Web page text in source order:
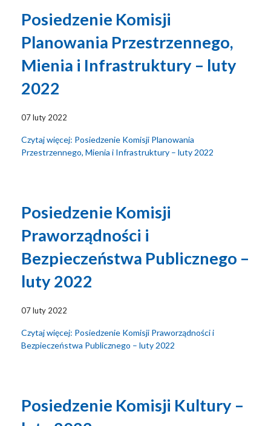
Posiedzenie Komisji
Planowania Przestrzennego,
Mienia i Infrastruktury – luty
2022
07 luty 2022
Czytaj więcej: Posiedzenie Komisji Planowania
Przestrzennego, Mienia i Infrastruktury – luty 2022
Posiedzenie Komisji
Praworządności i
Bezpieczeństwa Publicznego –
luty 2022
07 luty 2022
Czytaj więcej: Posiedzenie Komisji Praworządności i
Bezpieczeństwa Publicznego – luty 2022
Posiedzenie Komisji Kultury –